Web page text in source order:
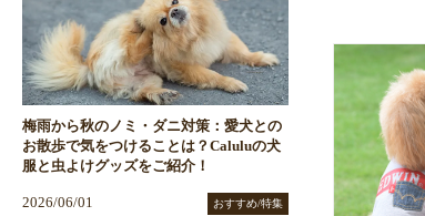
梅雨から秋のノミ・ダニ対策：愛犬との
お散歩で気をつけることは？Caluluの犬
服と虫よけグッズをご紹介！
2026/06/01 おすすめ/特集